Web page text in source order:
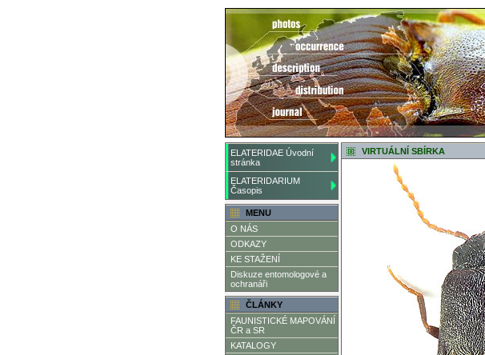
ELATERIDAE Úvodní
stránka
ELATERIDARIUM
Časopis
MENU
O NÁS
ODKAZY
KE STAŽENÍ
Diskuze entomologové a
ochranáři
ČLÁNKY
FAUNISTICKÉ MAPOVÁNÍ
ČR a SR
KATALOGY
VIRTUÁLNÍ SBÍRKA